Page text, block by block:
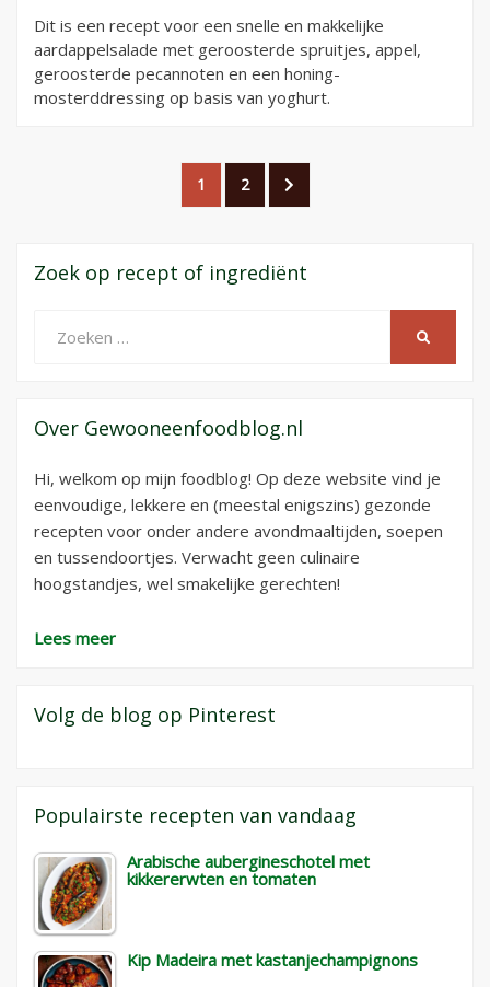
Dit is een recept voor een snelle en makkelijke
aardappelsalade met geroosterde spruitjes, appel,
geroosterde pecannoten en een honing-
mosterddressing op basis van yoghurt.
BerichtnavigatiePAGINA
1 PAGINA
2
VOLGENDE
PAGINA
Zoek op recept of ingrediënt
naar:
Over Gewooneenfoodblog.nl
Hi, welkom op mijn foodblog! Op deze website vind je
eenvoudige, lekkere en (meestal enigszins) gezonde
recepten voor onder andere avondmaaltijden, soepen
en tussendoortjes. Verwacht geen culinaire
hoogstandjes, wel smakelijke gerechten!
Lees meer
Volg de blog op Pinterest
Populairste recepten van vandaag
Arabische aubergineschotel met
kikkererwten en tomaten
Kip Madeira met kastanjechampignons